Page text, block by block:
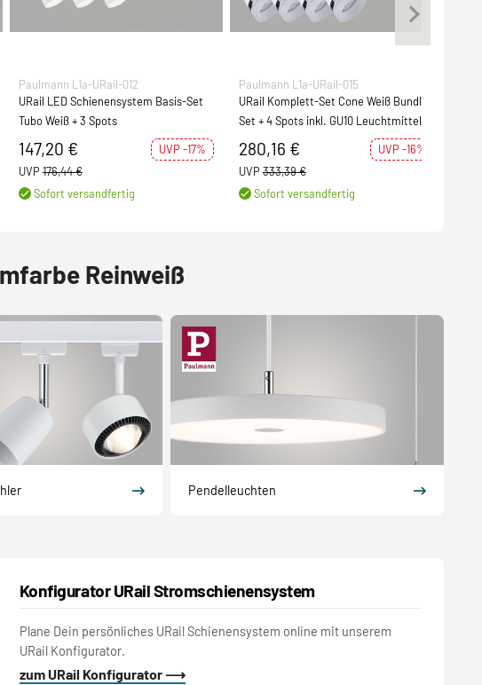
Paulmann L1a-URail-012
URail LED Schienensystem Basis-Set
Tubo Weiß + 3 Spots
147,20 €
UVP -17%
UVP 176,44 €
Sofort versandfertig
Paulmann L1a-URail-015
URail Komplett-Set Cone Weiß Bundle-
Set + 4 Spots inkl. GU10 Leuchtmittel
280,16 €
UVP -16%
UVP 333,39 €
Sofort versandfertig
Reinweiß
Pendelleuchten
Konfigurator URail Stromschienensystem
Plane Dein persönliches URail Schienensystem online mit unserem
URail Konfigurator.
zum URail Konfigurator ⟶